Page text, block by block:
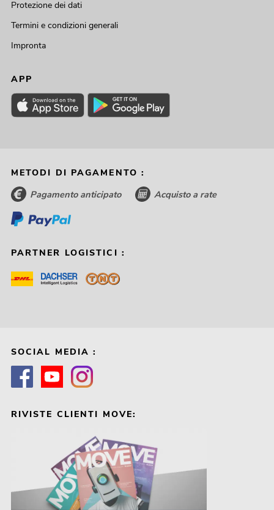
Protezione dei dati
Termini e condizioni generali
Impronta
APP
METODI DI PAGAMENTO :
Pagamento anticipato Acquisto a rate
PARTNER LOGISTICI :
SOCIAL MEDIA :
RIVISTE CLIENTI MOVE: